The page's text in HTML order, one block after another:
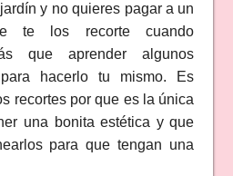
y no quieres pagar a un
te los recorte cuando
que aprender algunos
hacerlo tu mismo. Es
recortes por que es la única
una bonita estética y que
para que tengan una